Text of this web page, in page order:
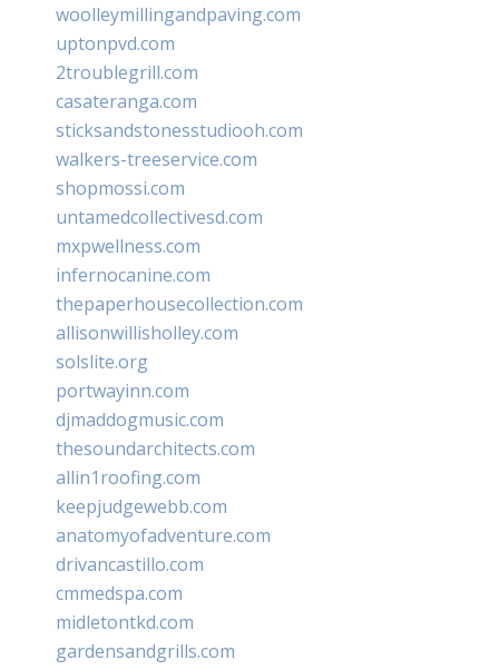
woolleymillingandpaving.com
uptonpvd.com
2troublegrill.com
casateranga.com
sticksandstonesstudiooh.com
walkers-treeservice.com
shopmossi.com
untamedcollectivesd.com
mxpwellness.com
infernocanine.com
thepaperhousecollection.com
allisonwillisholley.com
solslite.org
portwayinn.com
djmaddogmusic.com
thesoundarchitects.com
allin1roofing.com
keepjudgewebb.com
anatomyofadventure.com
drivancastillo.com
cmmedspa.com
midletontkd.com
gardensandgrills.com